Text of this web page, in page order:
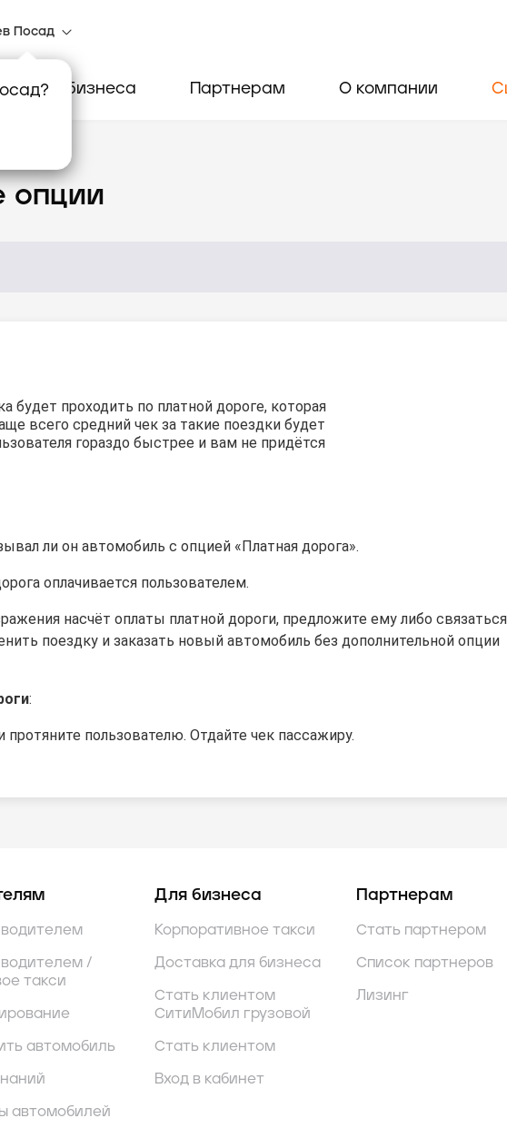
Посад
?
Для бизнеса Партнерам О компании
опции
будет проходить по платной дороге, которая
всего средний чек за такие поездки будет
гораздо быстрее и вам не придётся
ли он автомобиль с опцией «Платная дорога».
оплачивается пользователем.
насчёт оплаты платной дороги, предложите ему либо
поездку и заказать новый автомобиль без дополнительной опции
:
протяните пользователю. Отдайте чек пассажиру.
/
такси
автомобиль
автомобилей
Для бизнеса
Корпоративное такси
Доставка для бизнеса
Стать клиентом
СитиМобил грузовой
Стать клиентом
Вход в кабинет
Партнерам
Стать партнером
Список партнеров
Лизинг